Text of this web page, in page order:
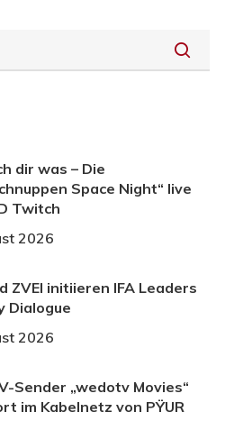
dir was – Die
Space Night“ live
Twitch
2026
ZVEI initiieren IFA Leaders
Dialogue
2026
Sender „wedotv Movies“
im Kabelnetz von PŸUR